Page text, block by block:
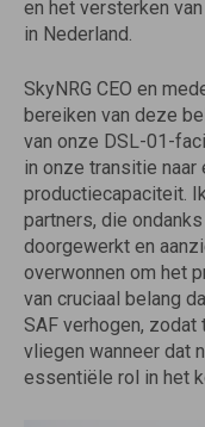
en het versterken
in Nederland.
SkyNRG CEO en
bereiken van deze
van onze DSL-01-
in onze transitie naar
productiecapaciteit.
partners, die
doorgewerkt en
overwonnen om het
van cruciaal belang
SAF verhogen,
vliegen wanneer dat
essentiële rol in het